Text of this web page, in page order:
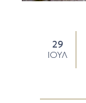
29
ΙΟΎΛ